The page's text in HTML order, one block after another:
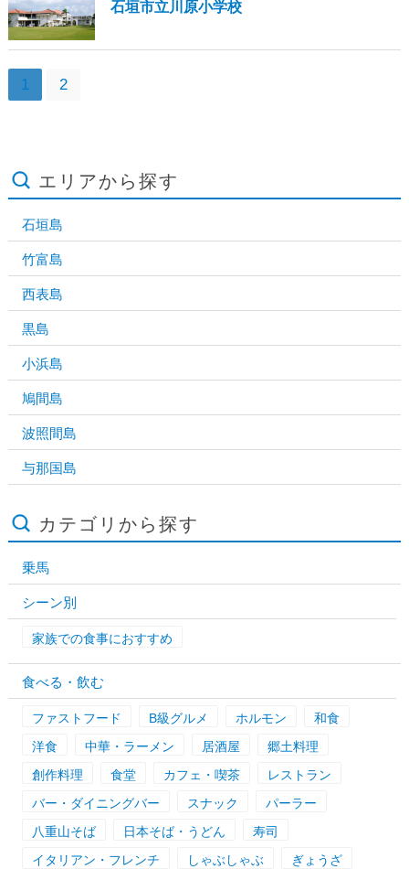
石垣市立川原小学校
1 2
エリアから探す
石垣島
竹富島
西表島
黒島
小浜島
鳩間島
波照間島
与那国島
カテゴリから探す
乗馬
シーン別
家族での食事におすすめ
食べる・飲む
ファストフード B級グルメ ホルモン
和食
洋食
中華・ラーメン 居酒屋
郷土料理
創作料理
食堂 カフェ・喫茶
レストラン
バー・ダイニングバー
スナック
パーラー
八重山そば
日本そば・うどん
寿司
イタリアン・フレンチ
しゃぶしゃぶ ぎょうざ